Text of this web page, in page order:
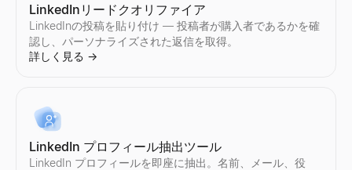
Instagram フェイクフォロワーチェック
Instagramの偽フォロワーを即座に検出。無料ツールでエンゲ
詳しく見る→
Instagram フォロワー数チェック
詳しく見る →
TikTok フェイクフォロワーチェック
TikTok の偽フォロワーを即座に検出。無料ツールでエンゲージ
詳しく見る→
TikTok フォロワー数チェック
詳しく見る →
YouTube フォロワー数チェック
任意のYouTubeチャンネルのリアルタイム登録者数とチャンネ
詳しく見る→
YouTube フェイクフォロワーチェック
詳しく見る →
X プロフィールビューア
公開されている X（Twitter）プロフィールを匿名で表示 — ログ
詳しく見る→
Twitterプロフィール検索
詳しく見る →
LinkedInリードクオリファイア
LinkedInの投稿を貼り付け — 投稿者が購入者であるかを確
認し、パーソナライズされた返信を取得。
詳しく見る →
LinkedIn プロフィール抽出ツール
LinkedIn プロフィールを即座に抽出。名前、メール、役